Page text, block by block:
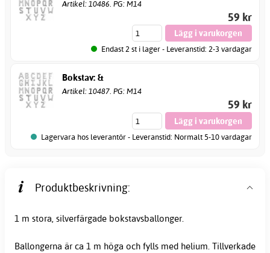
Artikel: 10486. PG: M14
59 kr
Endast 2 st i lager - Leveranstid: 2-3 vardagar
Bokstav: &
Artikel: 10487. PG: M14
59 kr
Lagervara hos leverantör - Leveranstid: Normalt 5-10 vardagar
Produktbeskrivning:
1 m stora, silverfärgade bokstavsballonger.
Ballongerna är ca 1 m höga och fylls med helium. Tillverkade